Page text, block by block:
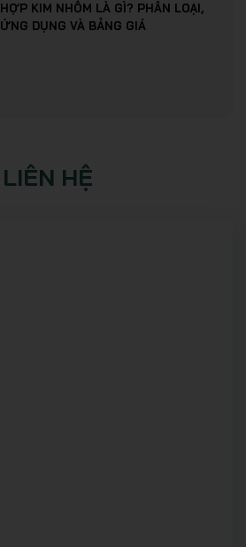
HỢP KIM NHÔM LÀ GÌ? PHÂN LOẠI,
ỨNG DỤNG VÀ BẢNG GIÁ
LIÊN HỆ